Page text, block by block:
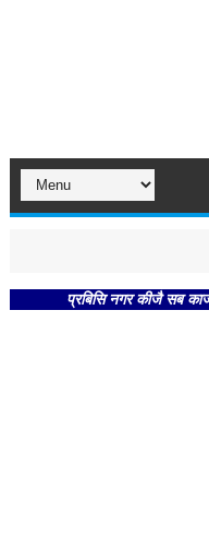
प्रबिसि नगर कीजै सब काजा ।